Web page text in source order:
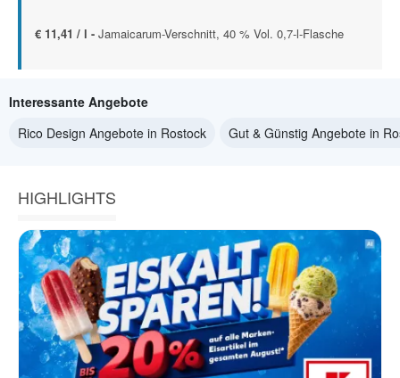
€ 11,41 / l - Jamaicarum-Verschnitt, 40 % Vol. 0,7-l-Flasche
Interessante Angebote
Rico Design Angebote in Rostock
Gut & Günstig Angebote in
HIGHLIGHTS